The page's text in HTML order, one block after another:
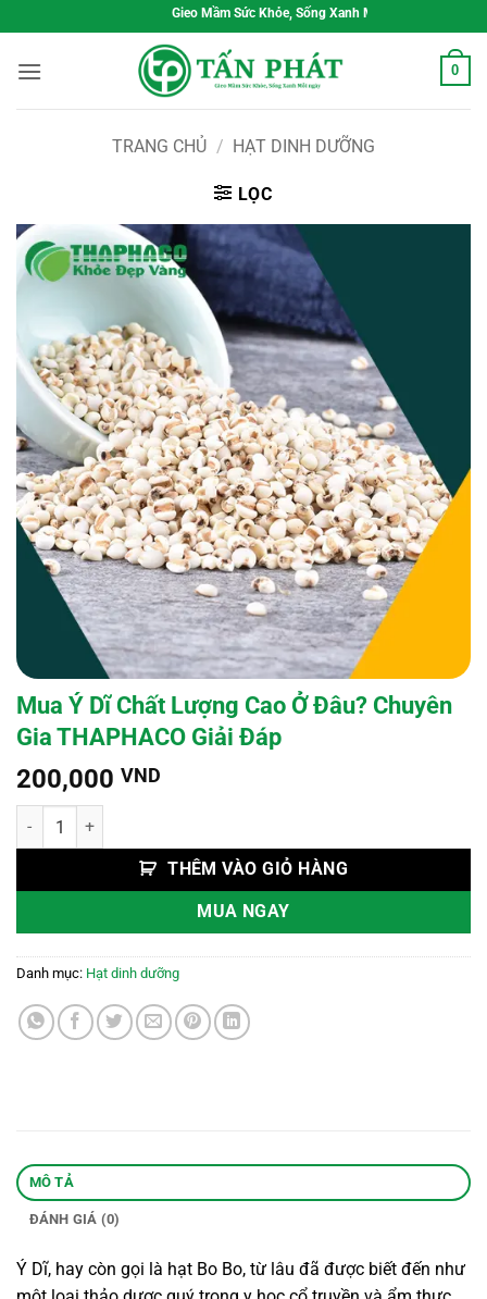
qua
nội
Gieo Mầm Sức Khỏe, Sống Xanh Mỗi Ngày
0
TRANG CHỦ / HẠT DINH DƯỠNG
LỌC
Mua Ý Dĩ Chất Lượng Cao Ở Đâu? Chuyên
Gia THAPHACO Giải Đáp
200,000 VND
Mua Ý Dĩ Chất Lượng Cao Ở Đâu? Chuyên Gia THAPHACO Giải Đáp
THÊM VÀO GIỎ HÀNG
MUA NGAY
Danh mục: Hạt dinh dưỡng
MÔ TẢ
ĐÁNH GIÁ (0)
Ý Dĩ, hay còn gọi là hạt Bo Bo, từ lâu đã được biết đến như